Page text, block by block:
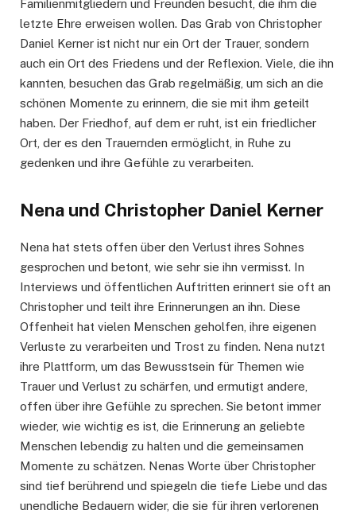
Familienmitgliedern und Freunden besucht, die ihm die
letzte Ehre erweisen wollen. Das Grab von Christopher
Daniel Kerner ist nicht nur ein Ort der Trauer, sondern
auch ein Ort des Friedens und der Reflexion. Viele, die ihn
kannten, besuchen das Grab regelmäßig, um sich an die
schönen Momente zu erinnern, die sie mit ihm geteilt
haben. Der Friedhof, auf dem er ruht, ist ein friedlicher
Ort, der es den Trauernden ermöglicht, in Ruhe zu
gedenken und ihre Gefühle zu verarbeiten.
Nena und Christopher Daniel Kerner
Nena hat stets offen über den Verlust ihres Sohnes
gesprochen und betont, wie sehr sie ihn vermisst. In
Interviews und öffentlichen Auftritten erinnert sie oft an
Christopher und teilt ihre Erinnerungen an ihn. Diese
Offenheit hat vielen Menschen geholfen, ihre eigenen
Verluste zu verarbeiten und Trost zu finden. Nena nutzt
ihre Plattform, um das Bewusstsein für Themen wie
Trauer und Verlust zu schärfen, und ermutigt andere,
offen über ihre Gefühle zu sprechen. Sie betont immer
wieder, wie wichtig es ist, die Erinnerung an geliebte
Menschen lebendig zu halten und die gemeinsamen
Momente zu schätzen. Nenas Worte über Christopher
sind tief berührend und spiegeln die tiefe Liebe und das
unendliche Bedauern wider, die sie für ihren verlorenen